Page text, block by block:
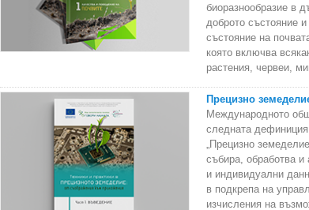
биоразнообразие в
доброто състояние
състояние на
която включва
растения, червеи,
Прецизно
Международното
следната дефиниция
„Прецизно
събира, обработва и
и индивидуални
в подкрепа на
изчисления на